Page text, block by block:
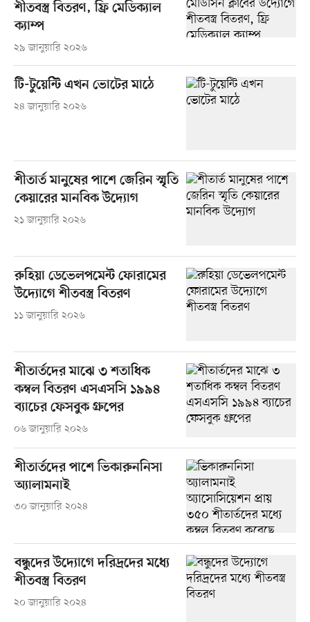
শীতবস্ত্র বিতরণ, ফ্রি মেডিক্যাল
ক্যাম্প
২৯ জানুয়ারি ২০২৬
টি-টুয়েন্টি এখন ভোটের মাঠে
২৪ জানুয়ারি ২০২৬
শীতার্ত মানুষের পাশে জেরিন স্মৃতি
কেয়ারের মানবিক উদ্যোগ
২১ জানুয়ারি ২০২৬
রুহিয়া ডেভেলপমেন্ট ফোরামের
উদ্যোগে শীতবস্ত্র বিতরণ
১১ জানুয়ারি ২০২৬
শীতার্তদের মাঝে ৩ শতাধিক
কম্বল বিতরণ এসএসসি ১৯৯৪
ব্যাচের ফেসবুক গ্রুপের
০৬ জানুয়ারি ২০২৬
শীতার্তদের পাশে ভিকারুননিসা
অ্যালামনাই
৩০ জানুয়ারি ২০২৪
বন্ধুদের উদ্যোগে দরিদ্রদের মধ্যে
শীতবস্ত্র বিতরণ
২০ জানুয়ারি ২০২৪